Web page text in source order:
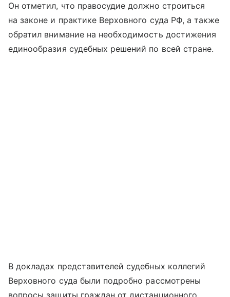
Он отметил, что правосудие должно строиться
на законе и практике Верховного суда РФ, а также
обратил внимание на необходимость достижения
единообразия судебных решений по всей стране.
В докладах представителей судебных коллегий
Верховного суда были подробно рассмотрены